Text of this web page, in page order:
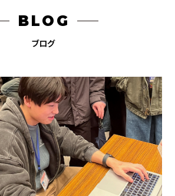
われていること掃除編
PR
BLOG
ブログ